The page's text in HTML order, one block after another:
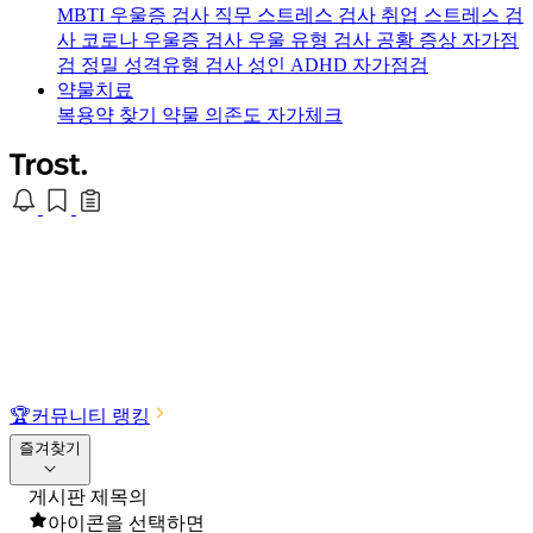
MBTI 우울증 검사 직무 스트레스 검사 취업 스트레스 검
사 코로나 우울증 검사 우울 유형 검사 공황 증상 자가점
검 정밀 성격유형 검사 성인 ADHD 자가점검
약물치료
복용약 찾기 약물 의존도 자가체크
🏆커뮤니티 랭킹
즐겨찾기
게시판 제목의
아이콘을 선택하면